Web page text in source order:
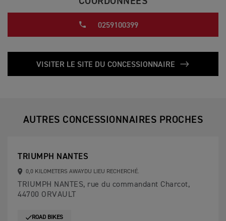
0259100399
VISITER LE SITE DU CONCESSIONNAIRE
AUTRES CONCESSIONNAIRES PROCHES
TRIUMPH NANTES
0,0 KILOMETERS AWAYDU LIEU RECHERCHÉ.
TRIUMPH NANTES, rue du commandant Charcot,
44700 ORVAULT
ROAD BIKES